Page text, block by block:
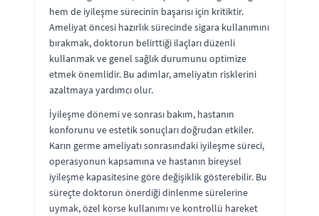
hem de iyileşme sürecinin başarısı için kritiktir.
Ameliyat öncesi hazırlık sürecinde sigara kullanımını
bırakmak, doktorun belirttiği ilaçları düzenli
kullanmak ve genel sağlık durumunu optimize
etmek önemlidir. Bu adımlar, ameliyatın risklerini
azaltmaya yardımcı olur.
İyileşme dönemi ve sonrası bakım, hastanın
konforunu ve estetik sonuçları doğrudan etkiler.
Karın germe ameliyatı sonrasındaki iyileşme süreci,
operasyonun kapsamına ve hastanın bireysel
iyileşme kapasitesine göre değişiklik gösterebilir. Bu
süreçte doktorun önerdiği dinlenme sürelerine
uymak, özel korse kullanımı ve kontrollü hareket